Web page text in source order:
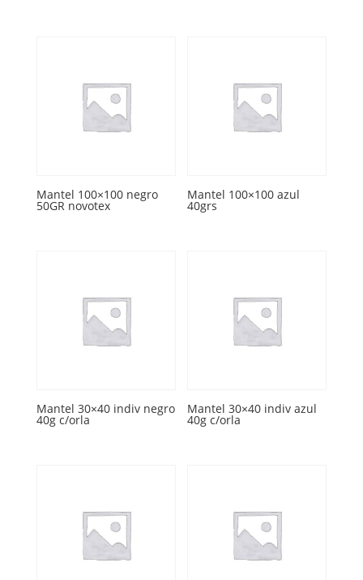
Mantel 100×100 negro
50GR novotex
Mantel 100×100 azul
40grs
Mantel 30×40 indiv negro
40g c/orla
Mantel 30×40 indiv azul
40g c/orla